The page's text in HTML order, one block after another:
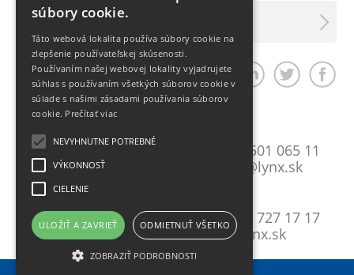
LX INFORMAČNÝ SERVIS
Zdieľať článok
Bratislava
Mlynské Nivy 10
821 09 Bratislava
+421 2 501 065 11
lynxba@lynx.sk
Košice
Gavlovičova 9
040 17 Košice
T:+421 55 727 17 17
E: lynx@lynx.sk
súbory cookie.
Táto webová lokalita používa súbory cookie na
zlepšenie používateľskej skúsenosti.
Používaním našej webovej lokality vyjadrujete
súhlas s používaním všetkých súborov cookie v
súlade s našimi zásadami používania súborov
cookie. Prečítať viac
NEVYHNUTNE POTREBNÉ
VÝKONNOSŤ
CIELENIE
ULOŽIŤ A ZAVRIEŤ ODMIETNUŤ VŠETKO
ZOBRAZIŤ PODROBNOSTI